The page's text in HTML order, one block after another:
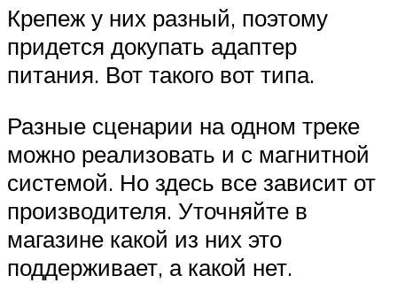
Крепеж у них разный, поэтому
придется докупать адаптер
питания. Вот такого вот типа.
Разные сценарии на одном треке
можно реализовать и с магнитной
системой. Но здесь все зависит от
производителя. Уточняйте в
магазине какой из них это
поддерживает, а какой нет.